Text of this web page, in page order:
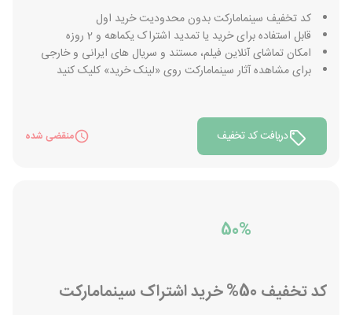
کد تخفیف سینمامارکت بدون محدودیت خرید اول
قابل استفاده برای خرید یا تمدید اشتراک یکماهه و 2 روزه
امکان تماشای آنلاین فیلم، مستند و سریال های ایرانی و خارجی
برای مشاهده آثار سینمامارکت روی «لینک خرید» کلیک کنید
دریافت کد تخفیف منقضی شده
50%
کد تخفیف 50% خرید اشتراک سینمامارکت